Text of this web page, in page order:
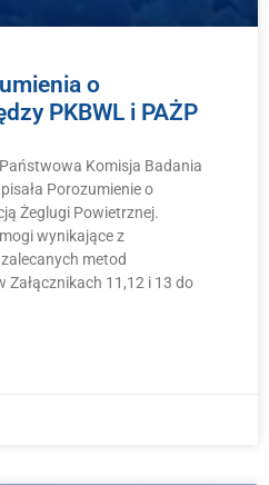
o
PKBWL i PAŻP
Komisja Badania
Porozumienie o
Żeglugi Powietrznej.
wynikające z
metod
11,12 i 13 do